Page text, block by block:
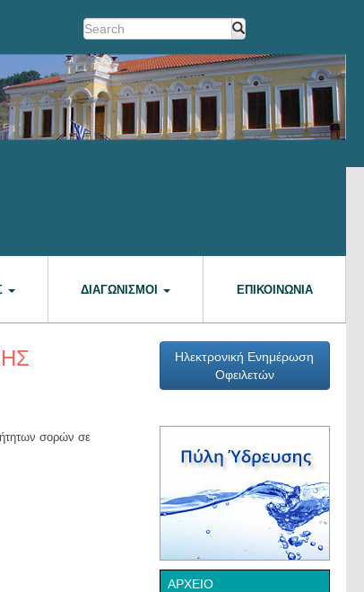
ΔΙΑΓΩΝΙΣΜΟΊ ΕΠΙΚΟΙΝΩΝΊΑ
Ηλεκτρονική Ενημέρωση
Οφειλετών
ΑΡΧΕΊΟ
σορών σε